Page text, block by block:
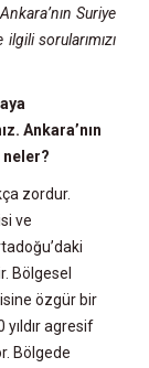
Suriye
sorularımızı
Ankara’nın
neler?
zordur.
ve
Bölgesel
özgür bir
agresif
Bölgede